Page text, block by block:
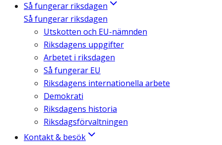
Så fungerar riksdagen
Så fungerar riksdagen
Utskotten och EU-nämnden
Riksdagens uppgifter
Arbetet i riksdagen
Så fungerar EU
Riksdagens internationella arbete
Demokrati
Riksdagens historia
Riksdagsförvaltningen
Kontakt & besök